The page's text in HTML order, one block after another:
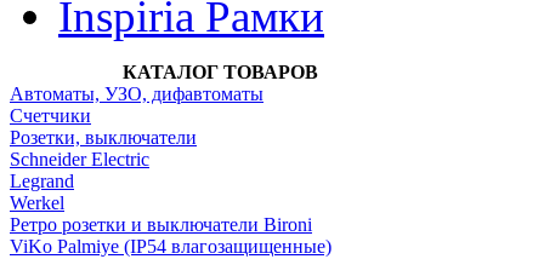
Inspiria Рамки
КАТАЛОГ ТОВАРОВ
Автоматы, УЗО, дифавтоматы
Счетчики
Розетки, выключатели
Schneider Electric
Legrand
Werkel
Ретро розетки и выключатели Bironi
ViKo Palmiye (IP54 влагозащищенные)